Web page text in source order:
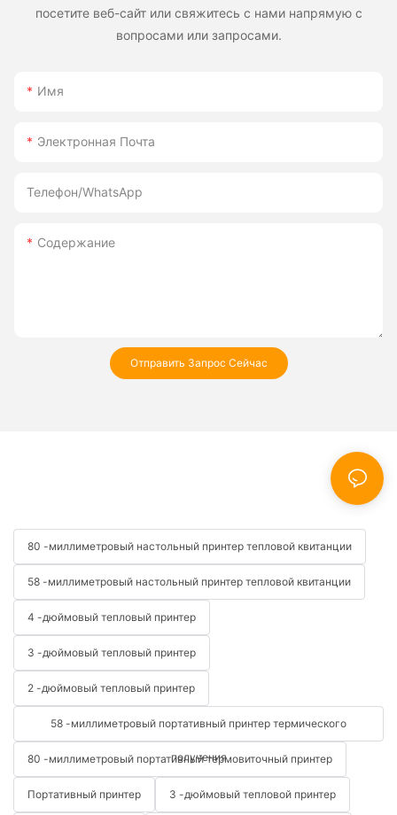
посетите веб-сайт или свяжитесь с нами напрямую с
вопросами или запросами.
Имя
Электронная Почта
Телефон/WhatsApp
Содержание
Отправить Запрос Сейчас
80 -миллиметровый настольный принтер тепловой квитанции
58 -миллиметровый настольный принтер тепловой квитанции
4 -дюймовый тепловый принтер
3 -дюймовый тепловый принтер
2 -дюймовый тепловый принтер
58 -миллиметровый портативный принтер термического
получения
80 -миллиметровый портативный термовиточный принтер
Портативный принтер 3 -дюймовый тепловой принтер